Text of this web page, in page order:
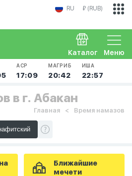
RU ₽ (RUB)
Меню
Каталог
АСР
17:09
МАГРИБ
20:42
ИША
22:57
в г. Абакан
Главная Время намазов
Ближайшие
мечети